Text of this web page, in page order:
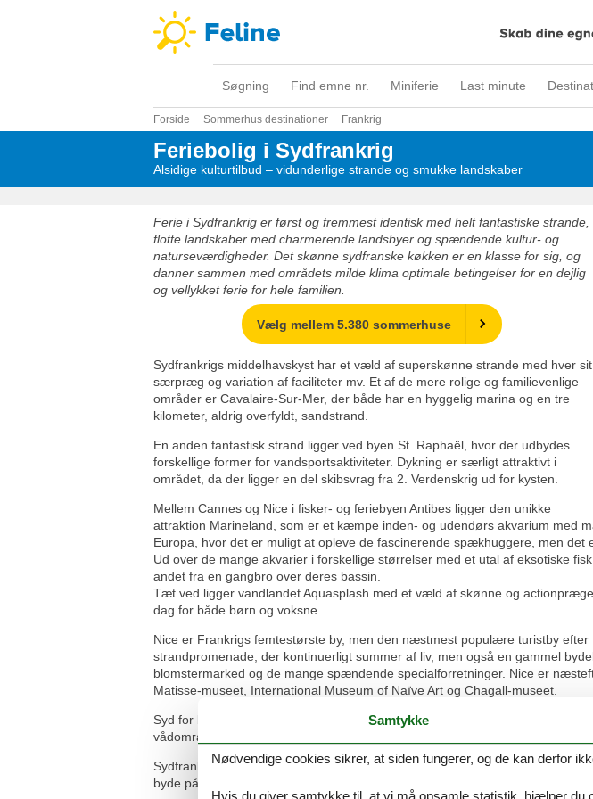
Søgning Find emne nr. Miniferie Last minute
Forside Sommerhus destinationer Frankrig
Feriebolig i Sydfrankrig
Alsidige kulturtilbud – vidunderlige strande og smukke landskaber
Ferie i Sydfrankrig er først og fremmest identisk med helt fantastiske strande,
flotte landskaber med charmerende landsbyer og spændende kultur- og
naturseværdigheder. Det skønne sydfranske køkken er en klasse for sig, og
danner sammen med områdets milde klima optimale betingelser for en dejlig
og vellykket ferie for hele familien.
Vælg mellem 5.380 sommerhuse
Sydfrankrigs middelhavskyst har et væld af superskønne strande med hver sit
særpræg og variation af faciliteter mv. Et af de mere rolige og familievenlige
områder er Cavalaire-Sur-Mer, der både har en hyggelig marina og en tre
kilometer, aldrig overfyldt, sandstrand.
En anden fantastisk strand ligger ved byen St. Raphaël, hvor der udbydes
forskellige former for vandsportsaktiviteter. Dykning er særligt attraktivt i
området, da der ligger en del skibsvrag fra 2. Verdenskrig ud for kysten.
Mellem Cannes og Nice i fisker- og feriebyen Antibes ligger den unikke
attraktion Marineland, som er et kæmpe inden- og udendørs akvarium med
Europa, hvor det er muligt at opleve de fascinerende spækhuggere, men
Ud over de mange akvarier i forskellige størrelser med et utal af eksotiske
andet fra en gangbro over deres bassin.
Tæt ved ligger vandlandet Aquasplash med et væld af skønne og
dag for både børn og voksne.
Nice er Frankrigs femtestørste by, men den næstmest populære turistby
strandpromenade, der kontinuerligt summer af liv, men også en gammel
blomstermarked og de mange spændende specialforretninger. Nice er
Matisse-museet, International Museum of Naïve Art og Chagall-museet.
Syd for byen Arles ligger den smukke og naturskønne Nationalpark
vådområde er det muligt at spotte mere end 400 forskellige fuglearter.
Sydfrankrig er et paradis for mad- og vinelskere. Maden er god og alsidig —
byde på. De lokale markeder er et fuldkomment bombardement for alle
Samtykke
Nødvendige cookies sikrer, at siden fungerer, og de kan derfor